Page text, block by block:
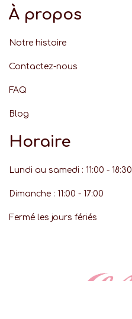
À propos
Notre histoire
Contactez-nous
FAQ
Blog
Horaire
Lundi au samedi : 11:00 - 18:30
Dimanche : 11:00 - 17:00
Fermé les jours fériés